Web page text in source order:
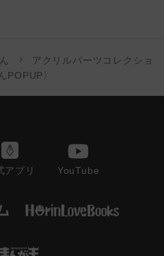
アクリルパーツコレクショ
POPUP〉
アプリ YouTube